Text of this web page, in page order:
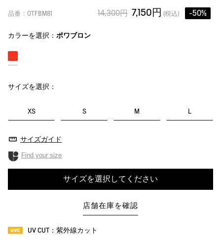
品番：OTFBM81 14,300円 7,150円 (税込) -50%
カラーを選択： ポワブロン
サイズを選択：
XS S M L
サイズガイド
Find your size
サイズを選択してください
店舗在庫を確認
UV CUT：紫外線カット